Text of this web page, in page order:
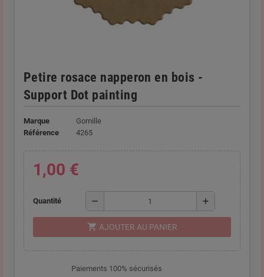
Petire rosace napperon en bois -
Support Dot painting
Marque
Gomille
Référence
4265
1,00 €
Quantité remove add
shopping_cart AJOUTER AU PANIER
Paiements 100% sécurisés